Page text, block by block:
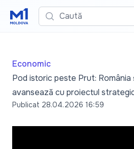
Caută
Economic
Pod istoric peste Prut: România
avansează cu proiectul
Publicat 28.04.2026 16:59